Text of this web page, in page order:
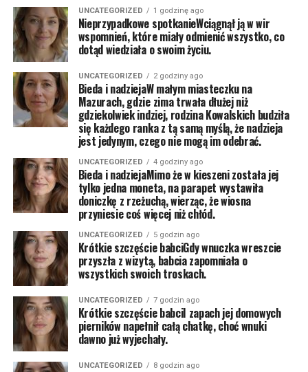
UNCATEGORIZED 1 godzinę ago
Nieprzypadkowe spotkanieWciągnął ją w wir
wspomnień, które miały odmienić wszystko, co
dotąd wiedziała o swoim życiu.
UNCATEGORIZED 2 godziny ago
Bieda i nadziejaW małym miasteczku na
Mazurach, gdzie zima trwała dłużej niż
gdziekolwiek indziej, rodzina Kowalskich budziła
się każdego ranka z tą samą myślą, że nadzieja
jest jedynym, czego nie mogą im odebrać.
UNCATEGORIZED 4 godziny ago
Bieda i nadziejaMimo że w kieszeni została jej
tylko jedna moneta, na parapet wystawiła
doniczkę z rzeżuchą, wierząc, że wiosna
przyniesie coś więcej niż chłód.
UNCATEGORIZED 5 godzin ago
Krótkie szczęście babciGdy wnuczka wreszcie
przyszła z wizytą, babcia zapomniała o
wszystkich swoich troskach.
UNCATEGORIZED 7 godzin ago
Krótkie szczęście babciI zapach jej domowych
pierników napełnił całą chatkę, choć wnuki
dawno już wyjechały.
UNCATEGORIZED 8 godzin ago